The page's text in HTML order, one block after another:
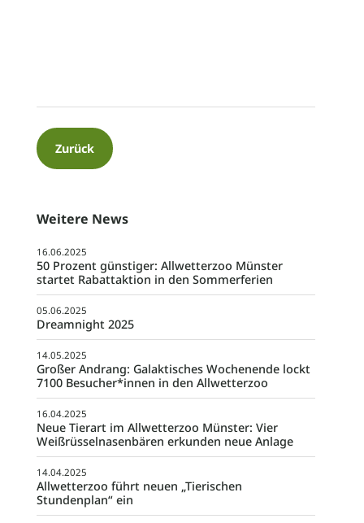
Zurück
Weitere News
16.06.2025
50 Prozent günstiger: Allwetterzoo Münster
startet Rabattaktion in den Sommerferien
05.06.2025
Dreamnight 2025
14.05.2025
Großer Andrang: Galaktisches Wochenende lockt
7100 Besucher*innen in den Allwetterzoo
16.04.2025
Neue Tierart im Allwetterzoo Münster: Vier
Weißrüsselnasenbären erkunden neue Anlage
14.04.2025
Allwetterzoo führt neuen „Tierischen
Stundenplan“ ein